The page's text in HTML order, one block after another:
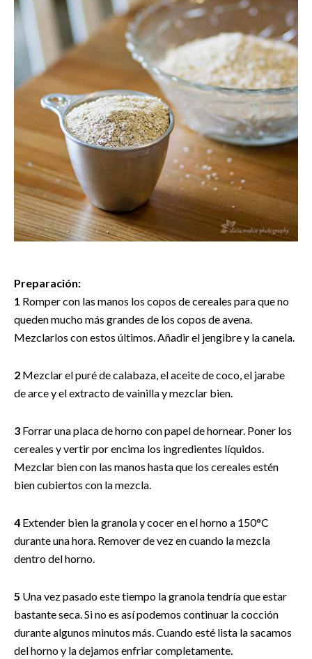
Preparación:
1 Romper con las manos los copos de cereales para que no
queden mucho más grandes de los copos de avena.
Mezclarlos con estos últimos. Añadir el jengibre y la canela.
2 Mezclar el puré de calabaza, el aceite de coco, el jarabe
de arce y el extracto de vainilla y mezclar bien.
3 Forrar una placa de horno con papel de hornear. Poner los
cereales y vertir por encima los ingredientes líquidos.
Mezclar bien con las manos hasta que los cereales estén
bien cubiertos con la mezcla.
4 Extender bien la granola y cocer en el horno a 150°C
durante una hora. Remover de vez en cuando la mezcla
dentro del horno.
5 Una vez pasado este tiempo la granola tendría que estar
bastante seca. Si no es así podemos continuar la cocción
durante algunos minutos más. Cuando esté lista la sacamos
del horno y la dejamos enfriar completamente.